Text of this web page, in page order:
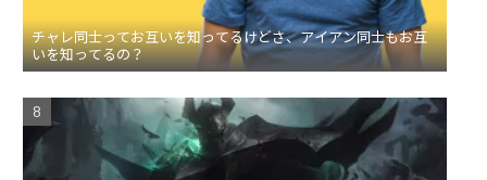
チャレ同士ってお互いを知ってるけどさ、アイアン同士もお互
いを知ってるの？